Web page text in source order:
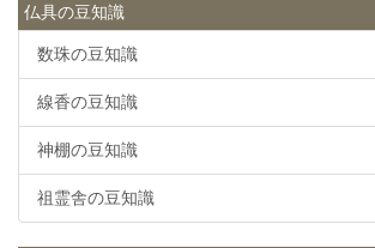
仏具の豆知識
数珠の豆知識
線香の豆知識
神棚の豆知識
祖霊舎の豆知識